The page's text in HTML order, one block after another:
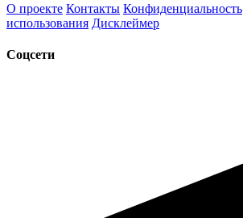
О проекте Контакты Конфиденциальность
использования Дисклеймер
Соцсети